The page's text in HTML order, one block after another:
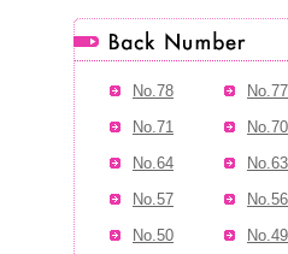
No.78
No.77
No.71
No.70
No.64
No.63
No.57
No.56
No.50
No.49